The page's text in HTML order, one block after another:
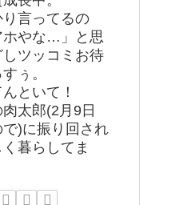
言ってるの
ホやな…」と思
ツッコミお待
ぅ。
といて！
太郎(2月9日
)に振り回され
暮らしてま